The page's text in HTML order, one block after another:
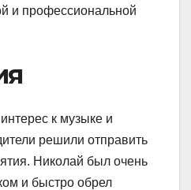
и профессиональной
к музыке и
решили отправить
Николай был очень
и быстро обрел